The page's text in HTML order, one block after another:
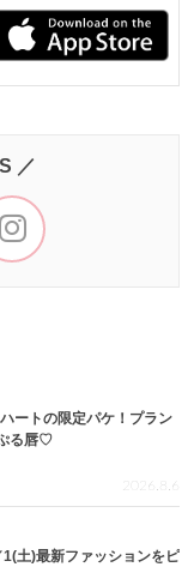
／
ートの限定パケ！プラン
る唇♡
2026.8.6
1(土)最新ファッションをピ